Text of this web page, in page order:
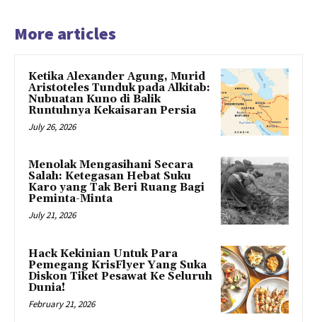
More articles
Ketika Alexander Agung, Murid
Aristoteles Tunduk pada Alkitab:
Nubuatan Kuno di Balik
Runtuhnya Kekaisaran Persia
July 26, 2026
Menolak Mengasihani Secara
Salah: Ketegasan Hebat Suku
Karo yang Tak Beri Ruang Bagi
Peminta-Minta
July 21, 2026
Hack Kekinian Untuk Para
Pemegang KrisFlyer Yang Suka
Diskon Tiket Pesawat Ke Seluruh
Dunia!
February 21, 2026